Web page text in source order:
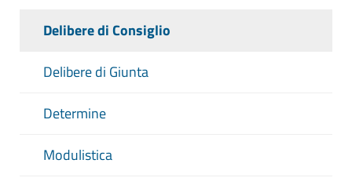
Delibere di Consiglio
Delibere di Giunta
Determine
Modulistica